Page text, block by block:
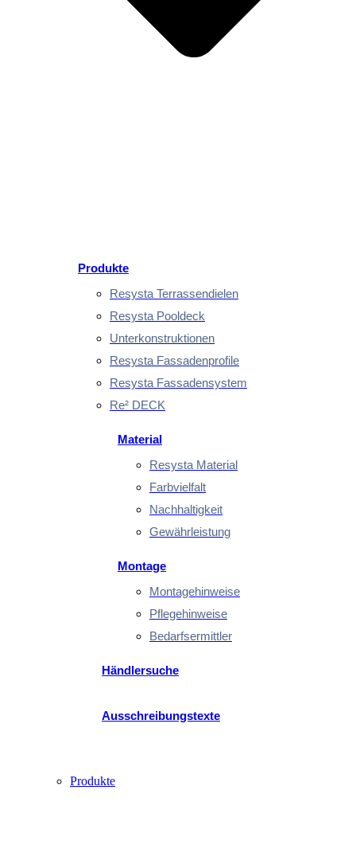
Produkte
Resysta Terrassendielen
Resysta Pooldeck
Unterkonstruktionen
Resysta Fassadenprofile
Resysta Fassadensystem
Re² DECK
Material
Resysta Material
Farbvielfalt
Nachhaltigkeit
Gewährleistung
Montage
Montagehinweise
Pflegehinweise
Bedarfsermittler
Händlersuche
Ausschreibungstexte
Produkte